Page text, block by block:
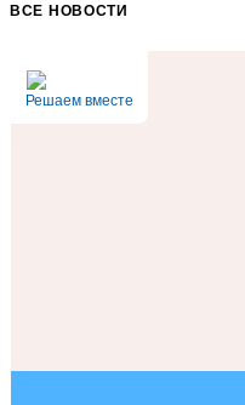
ВСЕ НОВОСТИ
Решаем вместе